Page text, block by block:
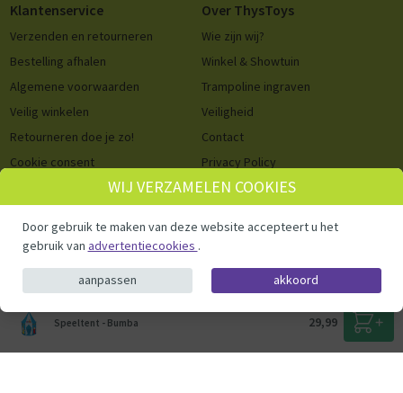
Speeltent - Bumba 29,99
Klantenservice
Verzenden en retourneren
Bestelling afhalen
Algemene voorwaarden
Veilig winkelen
Retourneren doe je zo!
Cookie consent
Over ThysToys
Wie zijn wij?
Winkel & Showtuin
Trampoline ingraven
Veiligheid
Contact
Privacy Policy
Vacatures
© ThysToys.nl 2026
WIJ VERZAMELEN COOKIES
Door gebruik te maken van deze website accepteert u het
gebruik van advertentiecookies .
aanpassen akkoord